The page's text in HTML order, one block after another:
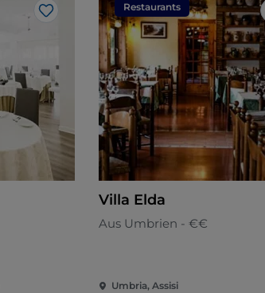
Like
Restaurants
Villa Elda
Aus Umbrien - €€
Umbria, Assisi